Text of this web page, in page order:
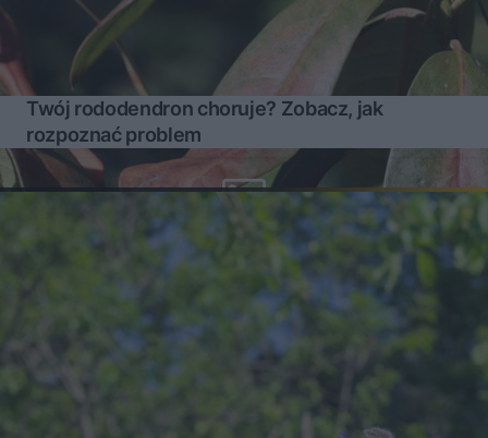
Twój rododendron choruje? Zobacz, jak
rozpoznać problem